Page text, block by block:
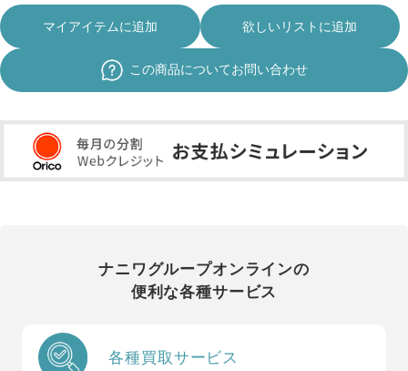
マイアイテムに追加 欲しいリストに追加
この商品についてお問い合わせ
ナニワグループオンラインの
便利な各種サービス
各種買取サービス